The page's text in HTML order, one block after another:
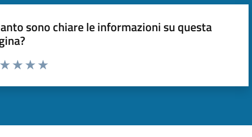
sono chiare le informazioni su questa
da 1 a 5 stelle la pagina